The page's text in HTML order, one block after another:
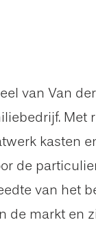
van Van
Met
kasten
de
van het
de markt en